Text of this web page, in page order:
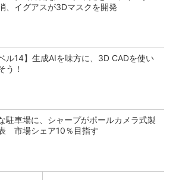
、イグアスが3Dマスクを開発
ベル14】生成AIを味方に、3D CADを使い
う！
駐車場に、シャープがポールカメラ式製
市場シェア10％目指す